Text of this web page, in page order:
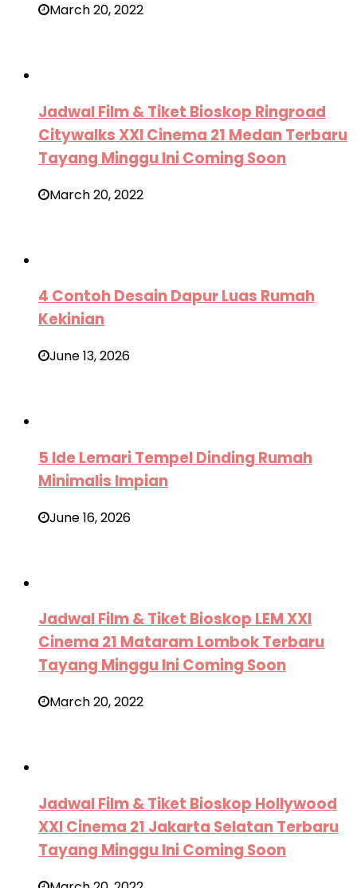
March 20, 2022
Jadwal Film & Tiket Bioskop Ringroad
Citywalks XXI Cinema 21 Medan Terbaru
Tayang Minggu Ini Coming Soon
March 20, 2022
4 Contoh Desain Dapur Luas Rumah
Kekinian
June 13, 2026
5 Ide Lemari Tempel Dinding Rumah
Minimalis Impian
June 16, 2026
Jadwal Film & Tiket Bioskop LEM XXI
Cinema 21 Mataram Lombok Terbaru
Tayang Minggu Ini Coming Soon
March 20, 2022
Jadwal Film & Tiket Bioskop Hollywood
XXI Cinema 21 Jakarta Selatan Terbaru
Tayang Minggu Ini Coming Soon